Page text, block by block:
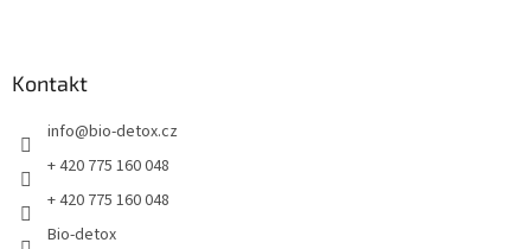
Kontakt
info@bio-detox.cz
+ 420 775 160 048
+ 420 775 160 048
Bio-detox